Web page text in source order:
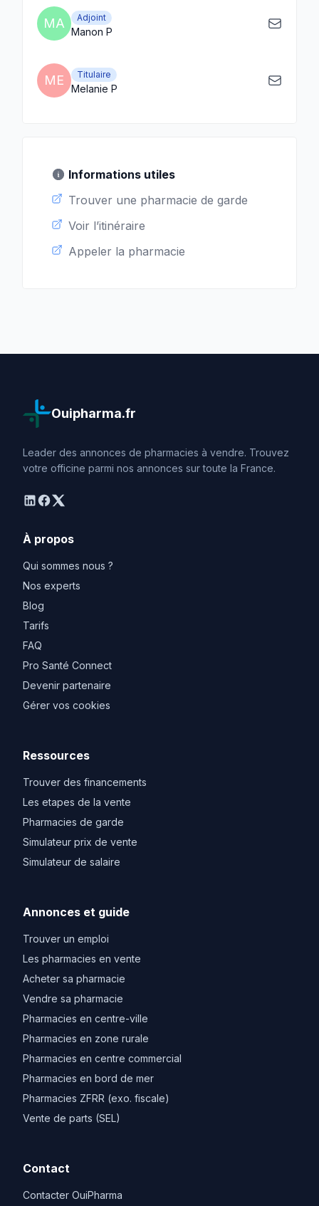
MA Adjoint
Manon P
ME Titulaire
Melanie P
Informations utiles
Trouver une pharmacie de garde
Voir l’itinéraire
Appeler la pharmacie
Ouipharma.fr
Leader des annonces de pharmacies à vendre. Trouvez
votre officine parmi nos annonces sur toute la France.
linkedin
facebook
twitter
À propos
Qui sommes nous ?
Nos experts
Blog
Tarifs
FAQ
Pro Santé Connect
Devenir partenaire
Gérer vos cookies
Ressources
Trouver des financements
Les etapes de la vente
Pharmacies de garde
Simulateur prix de vente
Simulateur de salaire
Annonces et guide
Trouver un emploi
Les pharmacies en vente
Acheter sa pharmacie
Vendre sa pharmacie
Pharmacies en centre-ville
Pharmacies en zone rurale
Pharmacies en centre commercial
Pharmacies en bord de mer
Pharmacies ZFRR (exo. fiscale)
Vente de parts (SEL)
Contact
Contacter OuiPharma